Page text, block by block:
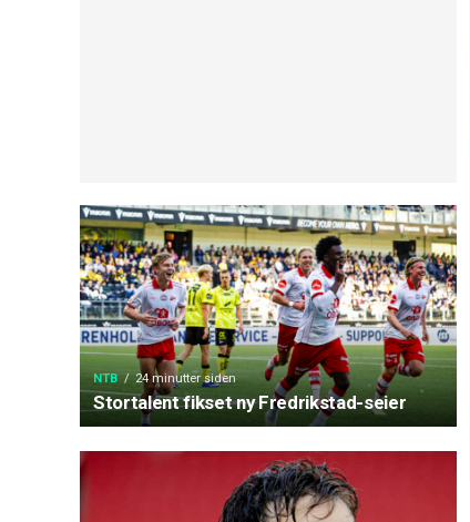
NTB 24 minutter siden
Stortalent fikset ny Fredrikstad-seier